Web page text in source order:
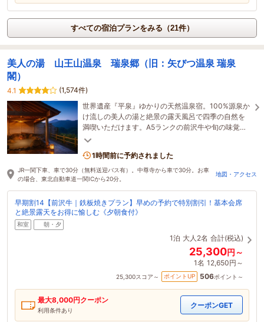
すべての宿泊プランをみる（21件）
美人の湯 山王山温泉 瑞泉郷（旧：矢びつ温泉 瑞泉
閣）
4.1
(1,574件)
世界遺産『平泉』ゆかりの天然温泉宿。100%源泉か
け流しの美人の湯と絶景の露天風呂で四季の自然を
満喫いただけます。A5ランクの前沢牛や旬の味覚を
味わいながら、時を忘れる贅沢なひとときを。
1時間前に予約されました
JR一関下車、車で30分（無料送迎バス有）。中尊寺から車で30分。お車
の場合、東北自動車道一関ICから20分。
地図・アクセス
早期割14【前沢牛｜鉄板焼きプラン】早めの予約で特別割引！基本会席
と絶景露天をお得に愉しむ《夕朝食付》
和室 朝・夕
1泊 大人2名 合計(税込)
25,300円～
1名 12,650円～
25,300スコア～ ポイントUP 506ポイント～
最大8,000円クーポン
利用条件あり
クーポンGET